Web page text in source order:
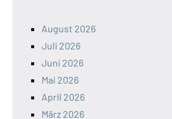
August 2026
Juli 2026
Juni 2026
Mai 2026
April 2026
März 2026